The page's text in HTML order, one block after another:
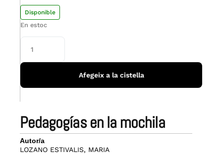
pedagogías en la mochila
Autor/a
LOZANO ESTIVALIS, MARIA
Disponible
En estoc
Afegeix a la cistella